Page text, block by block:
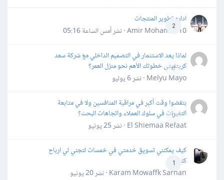
2
اداره تطوير المنتجات
Amir Mohamed10 · نشر
أمس الساعة 05:16
0
لماذا يعد الاستثمار في التصميم الداخلي مع شركة سعد
كريتفيتى خطوتك الأهم نحو منزل العمر؟
Melyu Mayo · نشر
6 يوليو
0
بتقضوا وقت أكبر في مراقبة المنافسين ولا في متابعة
التغيرات في سلوك العملاء واتجاهات البحث؟
El Shiemaa Refaat · نشر
25 يونيو
1
كيف يمكنني تسويق خدمتي في خمسات لتجني لي ارباح
كثيرة
Karam Mowaffk Sarhan · نشر
20 يونيو